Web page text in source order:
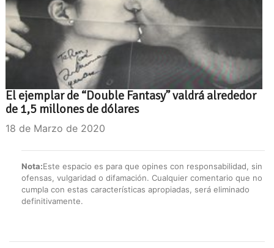
El ejemplar de “Double Fantasy” valdrá alrededor
de 1,5 millones de dólares
18 de Marzo de 2020
Nota:Este espacio es para que opines con responsabilidad, sin
ofensas, vulgaridad o difamación. Cualquier comentario que no
cumpla con estas características apropiadas, será eliminado
definitivamente.